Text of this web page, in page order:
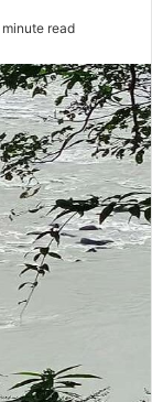
minute read